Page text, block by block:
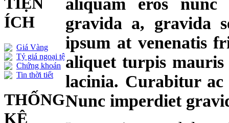
ÍCH
Giá Vàng
Tỷ giá ngoại tệ
Chứng khoán
Tin thời tiết
THỐNG
KÊ
gravida a, gravida
ipsum at venenatis
aliquet turpis mauris
lacinia. Curabitur ac
Nunc imperdiet